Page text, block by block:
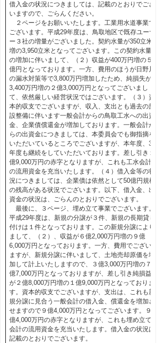
借入金の状況につきましては、記載のとおりでござ
いますので、ごらんください。
２ページをお願いいたします。工業用水道事業で
ございます。平成29年度は、鳥取地区で既存ユーザ
ー３社の増量がございました。契約水量が350立米
増の3,950立米となってございます。この契約水量
の増加に伴いまして、（２）収益が400万円増の５
億円となっております。一方、費用のほうが日野川
の漏水対策等で3,800万円増加したため、純損失が
3,400万円増の２億3,000万円となってございまし
て、依然厳しい経営状況ではございます。（３）資
本的収支でございますが、収入、支出とも過去の施
設整備に伴います一般会計からの鳥取工水への出資
金、企業債償還金が増加しております。一般会計か
らの出資金につきましては、本委員会でも御指摘を
いただいているところでございますが、本年度、30
年度も継続をしていただいております。差し引き１
億9,000万円の赤字となりますが、これも工水会計
の流用資金を充当いたします。（４）借入金等の状
況につきましては、企業債は依然として50億円規模
の残高がある状況でございます。以下、借入金、出
資金の状況は、ごらんのとおりでございます。
最後に、３ページ、埋め立て事業でございます。
平成29年度は、新規の分譲が３件、新規の長期貸し
付けは１件となっております。この新規分譲により
まして、（２）、収益が６億2,000万円増の９億
6,000万円となっております。一方、費用でござい
ますが、新規分譲に伴いまして、土地売却原価を増
加して計上いたしますので、３億3,000万円増の７
億7,000万円となっておりますが、差し引き純損益
が２億8,000万円増の１億9,000万円となっておりま
す。資本的収支でございますが、支出は、これも新
規分譲に見合う一般会計の借入金、償還金を増加さ
せますので９億4,000万円となってございます。９
億4,000万円の赤字となりますが、これも埋め立て
会計の流用資金を充当いたします。借入金の状況は
記載のとおりでございます。